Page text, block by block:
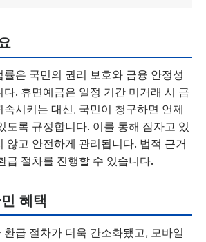
은 국민의 권리 보호와 금융 안정성
. 휴면예금은 일정 기간 미거래 시 금
시키는 대신, 국민이 청구하면 언제
도록 규정합니다. 이를 통해 잠자고 있
않고 안전하게 관리됩니다. 법적 근거
급 절차를 진행할 수 있습니다.
혜택
급 절차가 더욱 간소화됐고, 모바일